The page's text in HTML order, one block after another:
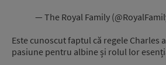
— The Royal Family
Este cunoscut faptul că regele Charles
pasiune pentru albine și rolul lor